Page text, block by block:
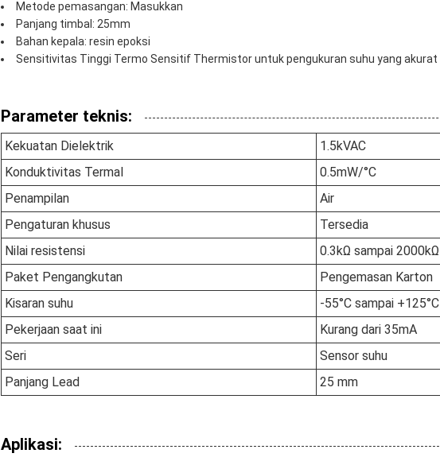
Metode pemasangan: Masukkan
Panjang timbal: 25mm
Bahan kepala: resin epoksi
Sensitivitas Tinggi Termo Sensitif Thermistor untuk pengukuran suhu yang akurat
Parameter teknis:
Kekuatan Dielektrik
1.5kVAC
Konduktivitas Termal
0.5mW/°C
Penampilan
Air
Pengaturan khusus
Tersedia
Nilai resistensi
0.3kΩ sampai 2000kΩ
Paket Pengangkutan
Pengemasan Karton
Kisaran suhu
-55°C sampai +125°C
Pekerjaan saat ini
Kurang dari 35mA
Seri
Sensor suhu
Panjang Lead
25 mm
Aplikasi: